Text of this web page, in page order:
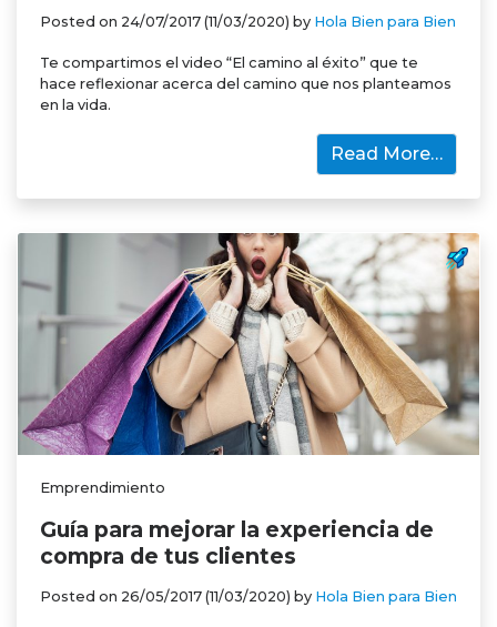
Posted on 24/07/2017 (11/03/2020) by Hola Bien para Bien
Te compartimos el video “El camino al éxito” que te
hace reflexionar acerca del camino que nos planteamos
en la vida.
Read More…
Emprendimiento
Guía para mejorar la experiencia de
compra de tus clientes
Posted on 26/05/2017 (11/03/2020) by Hola Bien para Bien